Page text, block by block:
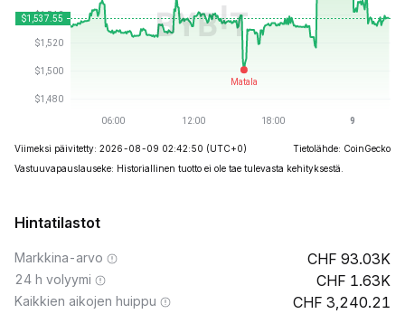
Viimeksi päivitetty: 2026-08-09 02:42:50 (UTC+0)
Tietolähde: CoinGecko
Vastuuvapauslauseke: Historiallinen tuotto ei ole tae tulevasta kehityksestä.
Hintatilastot
Markkina-arvo 93.03K
24 h volyymi 1.63K
Kaikkien aikojen huippu 3,240.21